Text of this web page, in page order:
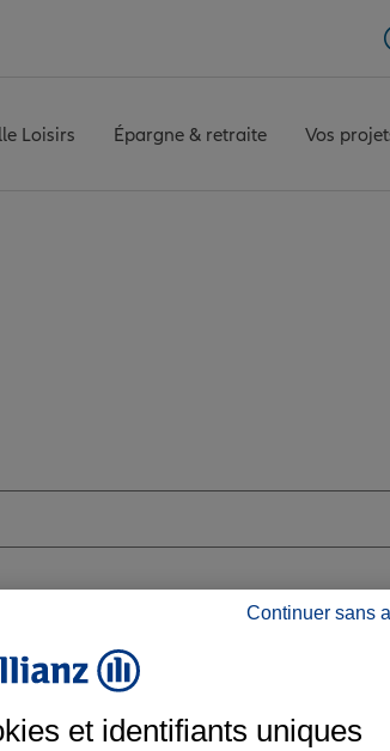
Loisirs Épargne & retraite Vos
Continuer sans
et identifiants uniques